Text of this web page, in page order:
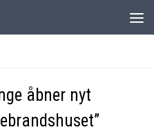
åbner nyt